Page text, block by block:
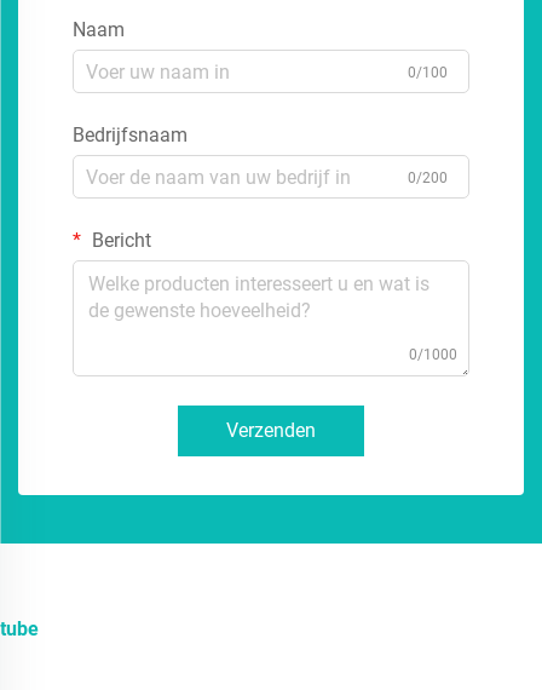
Naam
0/100
Bedrijfsnaam
0/200
Bericht
0/1000
Verzenden
tube